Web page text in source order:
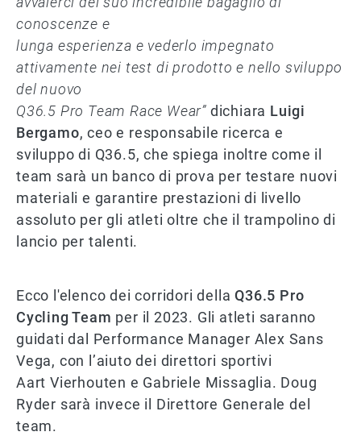
conoscenze e
lunga esperienza e vederlo impegnato
attivamente nei test di prodotto e nello sviluppo
del nuovo
Q36.5 Pro Team Race Wear” dichiara Luigi
Bergamo, ceo e responsabile ricerca e
sviluppo di Q36.5, che spiega inoltre come il
team sarà un banco di prova per testare nuovi
materiali e garantire prestazioni di livello
assoluto per gli atleti oltre che il trampolino di
lancio per talenti.
Ecco l'elenco dei corridori dellaQ36.5 Pro
Cycling Team per il 2023. Gli atleti saranno
guidati dal Performance Manager Alex Sans
Vega, con l’aiuto dei direttori sportivi
Aart Vierhouten e Gabriele Missaglia. Doug
Ryder sarà invece il Direttore Generale del
team.